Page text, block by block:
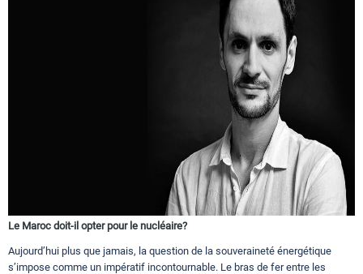
Le Maroc doit-il opter pour le nucléaire?
Aujourd’hui plus que jamais, la question de la souveraineté énergétique
s’impose comme un impératif incontournable. Le bras de fer entre les